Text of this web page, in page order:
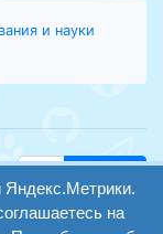
и науки
Версия
на